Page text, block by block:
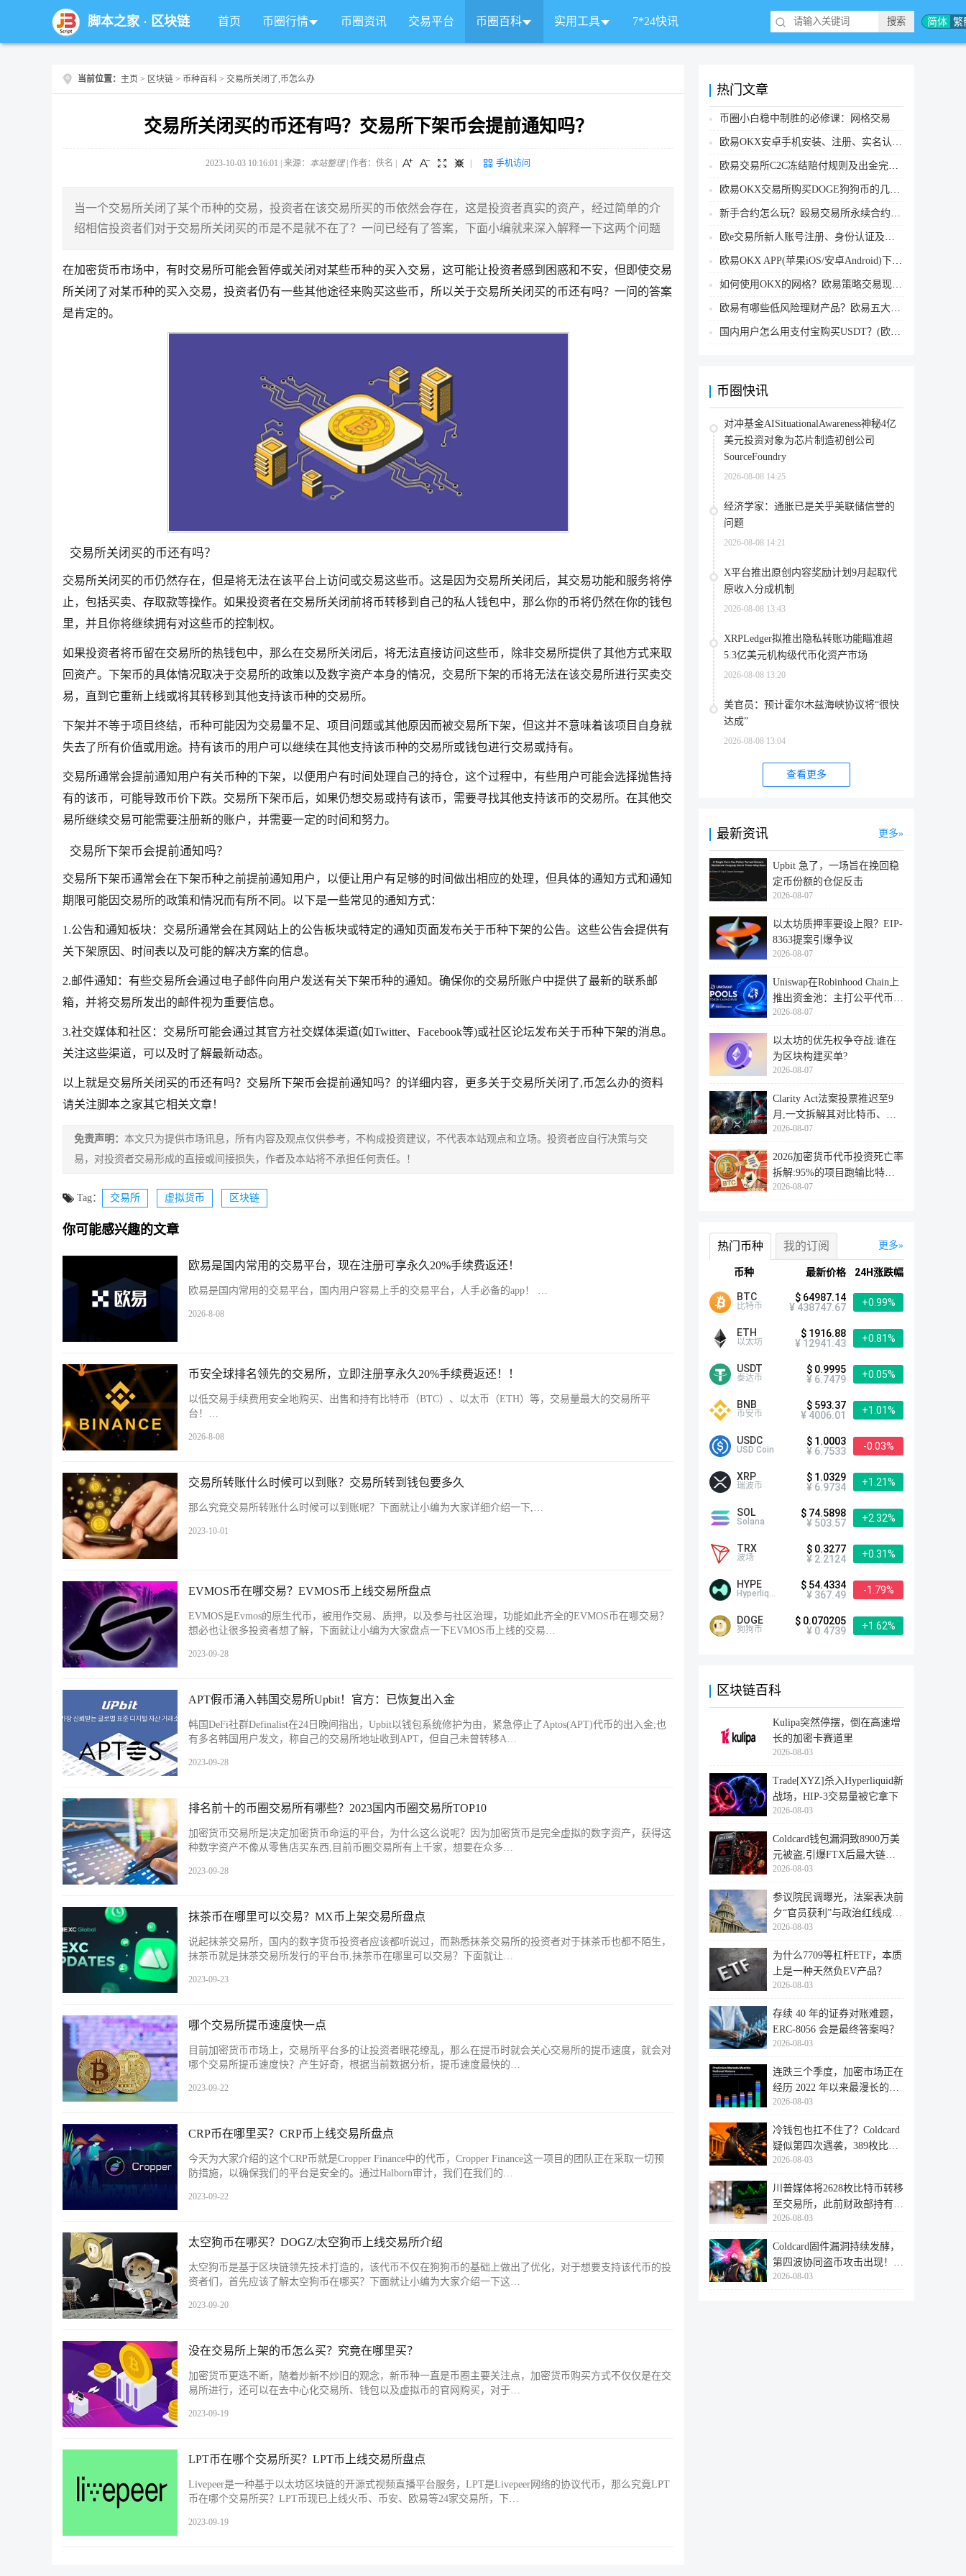
简体 繁
脚本之家· 区块链 首页 币圈行情 币圈资讯 交易平台 币圈百科 实用工具 7*24快讯
当前位置： 主页 > 区块链 > 币种百科 > 交易所关闭了,币怎么办
交易所关闭买的币还有吗？交易所下架币会提前通知吗？
2023-10-03 10:16:01 | 来源： 本站整理| 作者：佚名 手机访问
当一个交易所关闭了某个币种的交易，投资者在该交易所买的币依然会存在，这是投资者真实的资产，经过简单的介
绍相信投资者们对于交易所关闭买的币是不是就不在了？一问已经有了答案，下面小编就来深入解释一下这两个问题
在加密货币市场中，有时交易所可能会暂停或关闭对某些币种的买入交易，这可能让投资者感到困惑和不安，但即使交易
所关闭了对某币种的买入交易，投资者仍有一些其他途径来购买这些币，所以关于交易所关闭买的币还有吗？一问的答案
是肯定的。
交易所关闭买的币还有吗？
交易所关闭买的币仍然存在，但是将无法在该平台上访问或交易这些币。这是因为交易所关闭后，其交易功能和服务将停
止，包括买卖、存取款等操作。如果投资者在交易所关闭前将币转移到自己的私人钱包中，那么你的币将仍然在你的钱包
里，并且你将继续拥有对这些币的控制权。
如果投资者将币留在交易所的热钱包中，那么在交易所关闭后，将无法直接访问这些币，除非交易所提供了其他方式来取
回资产。下架币的具体情况取决于交易所的政策以及数字资产本身的情况，交易所下架的币将无法在该交易所进行买卖交
易，直到它重新上线或将其转移到其他支持该币种的交易所。
下架并不等于项目终结，币种可能因为交易量不足、项目问题或其他原因而被交易所下架，但这并不意味着该项目自身就
失去了所有价值或用途。持有该币的用户可以继续在其他支持该币种的交易所或钱包进行交易或持有。
交易所通常会提前通知用户有关币种的下架，以便用户有时间处理自己的持仓，这个过程中，有些用户可能会选择抛售持
有的该币，可能导致币价下跌。交易所下架币后，如果仍想交易或持有该币，需要寻找其他支持该币的交易所。在其他交
易所继续交易可能需要注册新的账户，并需要一定的时间和努力。
交易所下架币会提前通知吗？
交易所下架币通常会在下架币种之前提前通知用户，以便让用户有足够的时间做出相应的处理，但具体的通知方式和通知
期限可能因交易所的政策和情况而有所不同。以下是一些常见的通知方式：
1.公告和通知板块：交易所通常会在其网站上的公告板块或特定的通知页面发布关于币种下架的公告。这些公告会提供有
关下架原因、时间表以及可能的解决方案的信息。
2.邮件通知：有些交易所会通过电子邮件向用户发送有关下架币种的通知。确保你的交易所账户中提供了最新的联系邮
箱，并将交易所发出的邮件视为重要信息。
3.社交媒体和社区：交易所可能会通过其官方社交媒体渠道(如Twitter、Facebook等)或社区论坛发布关于币种下架的消息。
关注这些渠道，可以及时了解最新动态。
以上就是交易所关闭买的币还有吗？交易所下架币会提前通知吗？的详细内容，更多关于交易所关闭了,币怎么办的资料
请关注脚本之家其它相关文章！
免责声明： 本文只为提供市场讯息，所有内容及观点仅供参考，不构成投资建议，不代表本站观点和立场。投资者应自行决策与交
易，对投资者交易形成的直接或间接损失，作者及本站将不承担任何责任。！
Tag： 交易所 虚拟货币 区块链
你可能感兴趣的文章
欧易是国内常用的交易平台，现在注册可享永久20%手续费返还！
欧易是国内常用的交易平台，国内用户容易上手的交易平台，人手必备的app！ …
2026-8-08
币安全球排名领先的交易所，立即注册享永久20%手续费返还！！
以低交易手续费用安全地购买、出售和持有比特币（BTC）、以太币（ETH）等，交易量最大的交易所平
台！…
2026-8-08
交易所转账什么时候可以到账？交易所转到钱包要多久
那么究竟交易所转账什么时候可以到账呢？下面就让小编为大家详细介绍一下,…
2023-10-01
EVMOS币在哪交易？EVMOS币上线交易所盘点
EVMOS是Evmos的原生代币，被用作交易、质押，以及参与社区治理，功能如此齐全的EVMOS币在哪交易？
想必也让很多投资者想了解，下面就让小编为大家盘点一下EVMOS币上线的交易…
2023-09-28
APT假币涌入韩国交易所Upbit！官方：已恢复出入金
韩国DeFi社群Definalist在24日晚间指出，Upbit以钱包系统修护为由，紧急停止了Aptos(APT)代币的出入金;也
有多名韩国用户发文，称自己的交易所地址收到APT，但自己未曾转移A…
2023-09-28
排名前十的币圈交易所有哪些？2023国内币圈交易所TOP10
加密货币交易所是决定加密货币命运的平台，为什么这么说呢？因为加密货币是完全虚拟的数字资产，获得这
种数字资产不像从零售店买东西,目前币圈交易所有上千家，想要在众多…
2023-09-28
抹茶币在哪里可以交易？MX币上架交易所盘点
说起抹茶交易所，国内的数字货币投资者应该都听说过，而熟悉抹茶交易所的投资者对于抹茶币也都不陌生，
抹茶币就是抹茶交易所发行的平台币,抹茶币在哪里可以交易？下面就让…
2023-09-23
哪个交易所提币速度快一点
目前加密货币市场上，交易所平台多的让投资者眼花缭乱，那么在提币时就会关心交易所的提币速度，就会对
哪个交易所提币速度快？产生好奇，根据当前数据分析，提币速度最快的…
2023-09-22
CRP币在哪里买？CRP币上线交易所盘点
今天为大家介绍的这个CRP币就是Cropper Finance中的代币，Cropper Finance这一项目的团队正在采取一切预
防措施，以确保我们的平台是安全的。通过Halborn审计，我们在我们的…
2023-09-22
太空狗币在哪买？DOGZ/太空狗币上线交易所介绍
太空狗币是基于区块链领先技术打造的，该代币不仅在狗狗币的基础上做出了优化，对于想要支持该代币的投
资者们，首先应该了解太空狗币在哪买？下面就让小编为大家介绍一下这…
2023-09-20
没在交易所上架的币怎么买？究竟在哪里买？
加密货币更迭不断，随着炒新不炒旧的观念，新币种一直是币圈主要关注点，加密货币购买方式不仅仅是在交
易所进行，还可以在去中心化交易所、钱包以及虚拟币的官网购买，对于…
2023-09-19
LPT币在哪个交易所买？LPT币上线交易所盘点
Livepeer是一种基于以太坊区块链的开源式视频直播平台服务，LPT是Livepeer网络的协议代币，那么究竟LPT
币在哪个交易所买？LPT币现已上线火币、币安、欧易等24家交易所，下…
2023-09-19
热门文章
币圈小白稳中制胜的必修课：网格交易
欧易OKX安卓手机安装、注册、实名认证、买币转账新手实操教程
欧易交易所C2C冻结赔付规则及出金完整流程
欧易OKX交易所购买DOGE狗狗币的几个方式汇总
新手合约怎么玩？殴易交易所永续合约操作步骤教程(APP/Web端)
欧e交易所新人账号注册、身份认证及安全设置教程
欧易OKX APP(苹果iOS/安卓Android)下载图文教程
如何使用OKX的网格？欧易策略交易现货网格新手操作流程
欧易有哪些低风险理财产品？欧易五大低风险理财产品详细介绍
国内用户怎么用支付宝购买USDT？(欧易交易所为例)
币圈快讯
对冲基金AISituationalAwareness神秘4亿
美元投资对象为芯片制造初创公司
SourceFoundry
2026-08-08 14:25
经济学家：通胀已是关乎美联储信誉的
问题
2026-08-08 14:21
X平台推出原创内容奖励计划9月起取代
原收入分成机制
2026-08-08 13:43
XRPLedger拟推出隐私转账功能瞄准超
5.3亿美元机构级代币化资产市场
2026-08-08 13:20
美官员：预计霍尔木兹海峡协议将“很快
达成”
2026-08-08 13:04
查看更多
最新资讯 更多
Upbit 急了，一场旨在挽回稳
定币份额的仓促反击
2026-08-07
以太坊质押率要设上限？EIP-
8363提案引爆争议
2026-08-07
Uniswap在Robinhood Chain上
推出资金池：主打公平代币发
行
2026-08-07
以太坊的优先权争夺战:谁在
为区块构建买单?
2026-08-07
Clarity Act法案投票推迟至9
月,一文拆解其对比特币、以
太坊
2026-08-07
2026加密货币代币投资死亡率
拆解:95%的项目跑输比特
币,73%最
2026-08-07
更多
热门币种 我的订阅
币种 最新价格 24H涨跌幅
BTC
比特币
$ 64987.14
¥ 438747.67
+0.99%
ETH
以太坊
$ 1916.88
¥ 12941.43
+0.81%
USDT
泰达币
$ 0.9995
¥ 6.7479
+0.05%
BNB
币安币
$ 593.37
¥ 4006.01
+1.01%
USDC
USD Coin
$ 1.0003
¥ 6.7533
-0.03%
XRP
瑞波币
$ 1.0329
¥ 6.9734
+1.21%
SOL
Solana
$ 74.5898
¥ 503.57
+2.32%
TRX
波场
$ 0.3277
¥ 2.2124
+0.31%
HYPE
Hyperliquid
$ 54.4334
¥ 367.49
-1.79%
DOGE
狗狗币
$ 0.070205
¥ 0.4739
+1.62%
区块链百科
Kulipa突然停摆，倒在高速增
长的加密卡赛道里
2026-08-03
Trade[XYZ]杀入Hyperliquid新
战场，HIP-3交易量被它拿下
2026-08-03
Coldcard钱包漏洞致8900万美
元被盗,引爆FTX后最大链上
迁移潮
2026-08-03
参议院民调曝光，法案表决前
夕“官员获利”与政治红线成最
大
2026-08-03
为什么7709等杠杆ETF，本质
上是一种天然负EV产品？
2026-08-03
存续 40 年的证券对账难题，
ERC-8056 会是最终答案吗？
2026-08-03
连跌三个季度，加密市场正在
经历 2022 年以来最漫长的退
潮
2026-08-03
冷钱包也扛不住了？Coldcard
疑似第四次遇袭，389枚比特
币失
2026-08-03
川普媒体将2628枚比特币转移
至交易所，此前财政部持有的
比特
2026-08-03
Coldcard固件漏洞持续发酵，
第四波协同盗币攻击出现！
462个
2026-08-03